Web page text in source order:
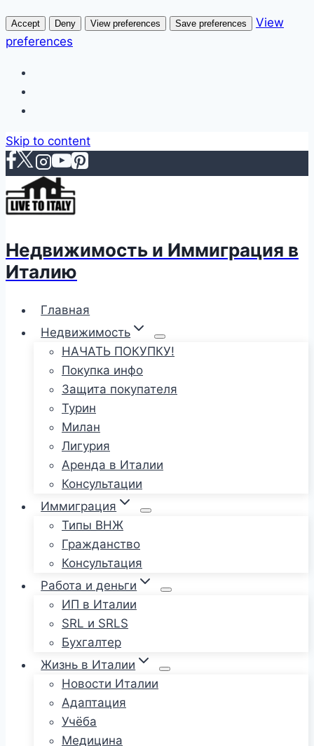
Accept Deny View preferences Save preferences
View
preferences
Skip to content
Недвижимость и Иммиграция в
Италию
Главная
Недвижимость
НАЧАТЬ ПОКУПКУ!
Покупка инфо
Защита покупателя
Турин
Милан
Лигурия
Аренда в Италии
Консультации
Иммиграция
Типы ВНЖ
Гражданство
Консультация
Работа и деньги
ИП в Италии
SRL и SRLS
Бухгалтер
Жизнь в Италии
Новости Италии
Адаптация
Учёба
Медицина